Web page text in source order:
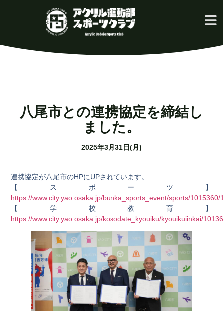
八尾市との連携協定を締結し
ました。
2025年3月31日(月)
連携協定が八尾市のHPにUPされています。
【スポーツ】
https://www.city.yao.osaka.jp/bunka_sports_event/sports/1015360/
【学校教育】
https://www.city.yao.osaka.jp/kosodate_kyouiku/kyouikuiinkai/